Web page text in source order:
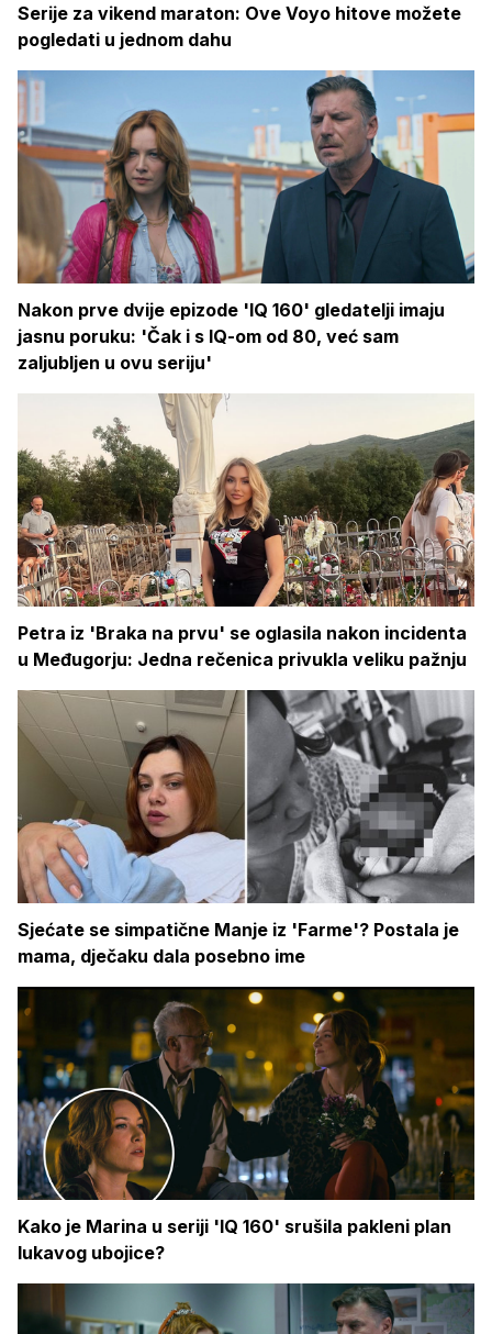
Serije za vikend maraton: Ove Voyo hitove možete
pogledati u jednom dahu
Nakon prve dvije epizode 'IQ 160' gledatelji imaju
jasnu poruku: 'Čak i s IQ-om od 80, već sam
zaljubljen u ovu seriju'
Petra iz 'Braka na prvu' se oglasila nakon incidenta
u Međugorju: Jedna rečenica privukla veliku pažnju
Sjećate se simpatične Manje iz 'Farme'? Postala je
mama, dječaku dala posebno ime
Kako je Marina u seriji 'IQ 160' srušila pakleni plan
lukavog ubojice?